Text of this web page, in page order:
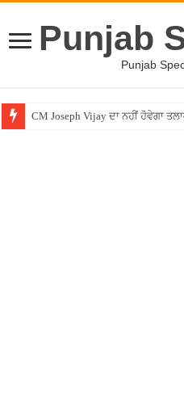
Punjab
Punjab
CM Joseph Vijay ਦਾ ਨਹੀਂ ਹੋਵੇਗਾ